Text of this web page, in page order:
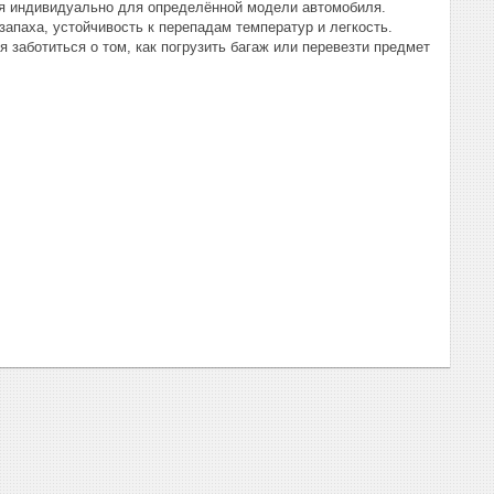
индивидуально для определённой модели автомобиля.
устойчивость к перепадам температур и легкость.
о том, как погрузить багаж или перевезти предмет